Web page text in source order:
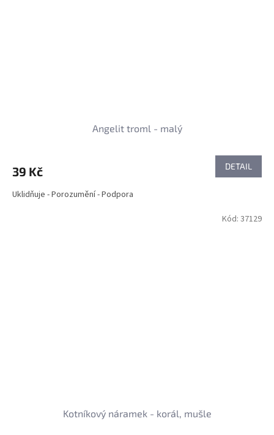
Angelit troml - malý
39 Kč DETAIL
Uklidňuje - Porozumění - Podpora
Kotníkový náramek - korál, mušle
Kód: 37129